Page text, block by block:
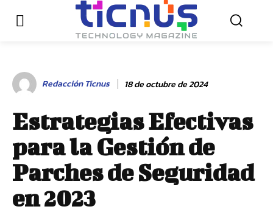
Redacción Ticnus 18 de octubre de 2024
Estrategias Efectivas
para la Gestión de
Parches de Seguridad
en 2023